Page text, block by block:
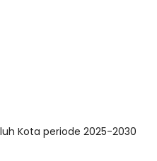
Kota periode 2025-2030